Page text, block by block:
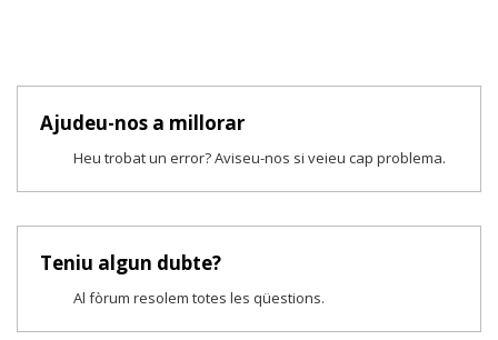
Ajudeu-nos a millorar
Heu trobat un error? Aviseu-nos si veieu cap problema.
Teniu algun dubte?
Al fòrum resolem totes les qüestions.